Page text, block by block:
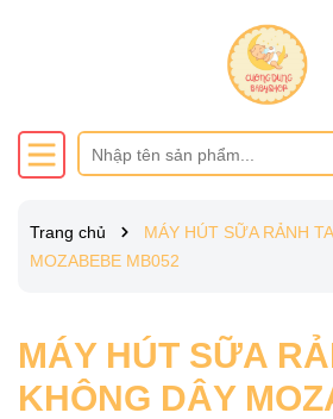
Trang chủ
MÁY HÚT SỮA RẢNH
MOZABEBE MB052
MÁY HÚT SỮA
KHÔNG DÂY